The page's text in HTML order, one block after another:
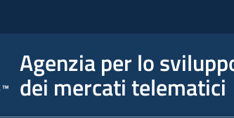
Agenzia per lo
dei mercati telematici